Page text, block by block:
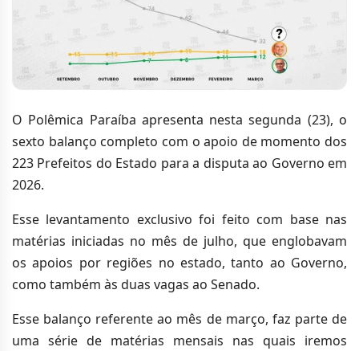
O Polêmica Paraíba apresenta nesta segunda (23), o
sexto balanço completo com o apoio de momento dos
223 Prefeitos do Estado para a disputa ao Governo em
2026.
Esse levantamento exclusivo foi feito com base nas
matérias iniciadas no mês de julho, que englobavam
os apoios por regiões no estado, tanto ao Governo,
como também às duas vagas ao Senado.
Esse balanço referente ao mês de março, faz parte de
uma série de matérias mensais nas quais iremos